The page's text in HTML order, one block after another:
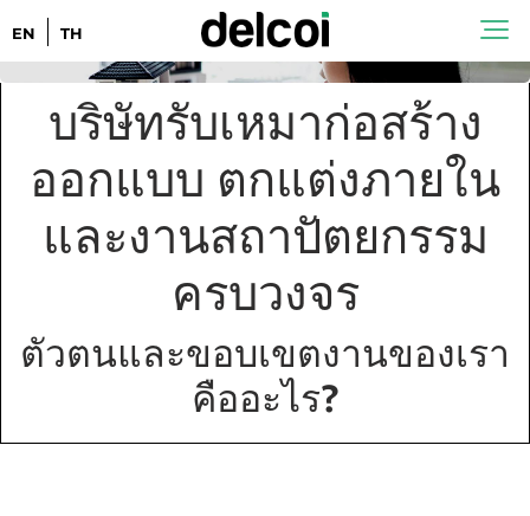
EN TH
บริษัทรับเหมาก่อสร้าง
ออกแบบ ตกแต่งภายใน
และงานสถาปัตยกรรม
ครบวงจร
ตัวตนและขอบเขตงานของเรา
คืออะไร?